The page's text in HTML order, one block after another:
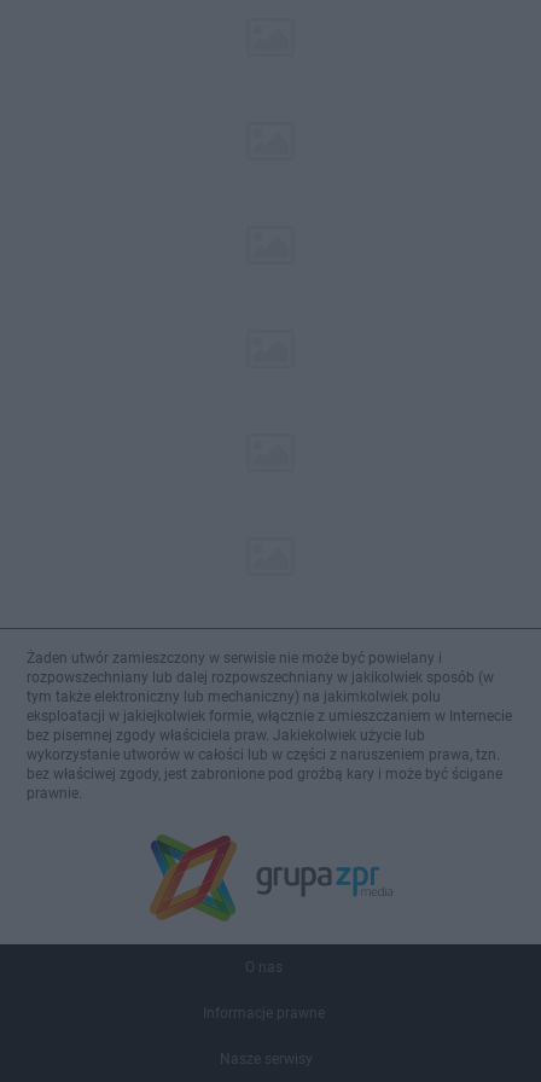
Żaden utwór zamieszczony w serwisie nie może być powielany i
rozpowszechniany lub dalej rozpowszechniany w jakikolwiek sposób (w
tym także elektroniczny lub mechaniczny) na jakimkolwiek polu
eksploatacji w jakiejkolwiek formie, włącznie z umieszczaniem w Internecie
bez pisemnej zgody właściciela praw. Jakiekolwiek użycie lub
wykorzystanie utworów w całości lub w części z naruszeniem prawa, tzn.
bez właściwej zgody, jest zabronione pod groźbą kary i może być ścigane
prawnie.
O nas
Informacje prawne
Nasze serwisy